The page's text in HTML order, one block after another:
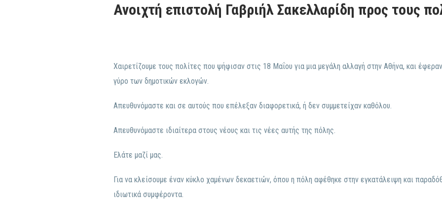
Ανοιχτή επιστολή Γαβριήλ Σακελλαρίδη προς τους
Χαιρετίζουμε τους πολίτες που ψήφισαν στις 18 Μαΐου για μια μεγάλη αλλαγή στην Αθήνα, και
γύρο των δημοτικών εκλογών.
Απευθυνόμαστε και σε αυτούς που επέλεξαν διαφορετικά, ή δεν συμμετείχαν καθόλου.
Απευθυνόμαστε ιδιαίτερα στους νέους και τις νέες αυτής της πόλης.
Ελάτε μαζί μας.
Για να κλείσουμε έναν κύκλο χαμένων δεκαετιών, όπου η πόλη αφέθηκε στην εγκατάλειψη και
ιδιωτικά συμφέροντα.